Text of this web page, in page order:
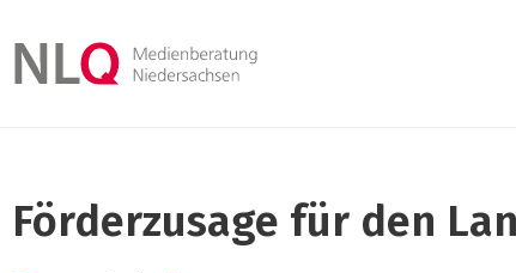
Förderzusage für den